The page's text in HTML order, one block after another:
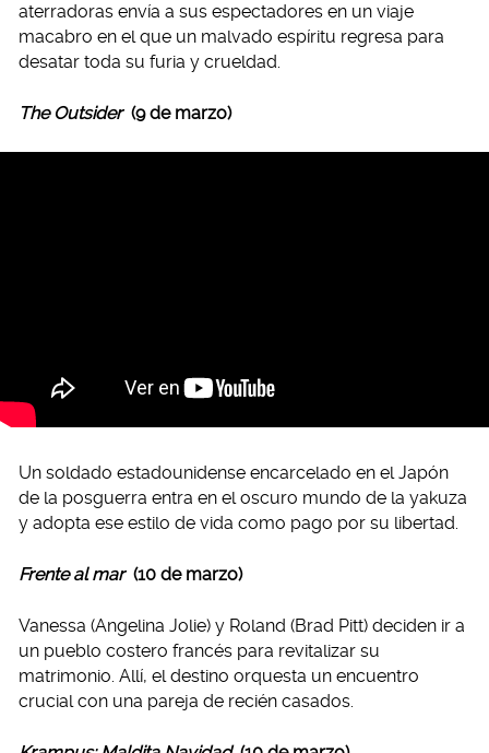
aterradoras envía a sus espectadores en un viaje
macabro en el que un malvado espíritu regresa para
desatar toda su furia y crueldad.
The Outsider (9 de marzo)
Un soldado estadounidense encarcelado en el Japón
de la posguerra entra en el oscuro mundo de la yakuza
y adopta ese estilo de vida como pago por su libertad.
Frente al mar (10 de marzo)
Vanessa (Angelina Jolie) y Roland (Brad Pitt) deciden ir a
un pueblo costero francés para revitalizar su
matrimonio. Allí, el destino orquesta un encuentro
crucial con una pareja de recién casados.